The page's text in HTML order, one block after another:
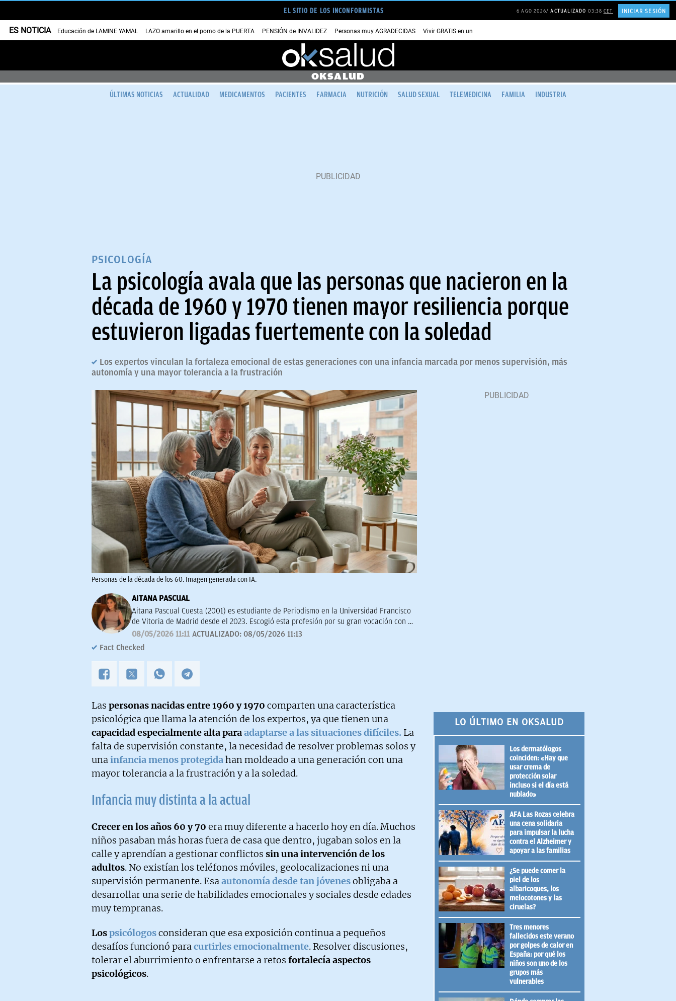
EL SITIO DE LOS INCONFORMISTAS 6 AGO 2026 ACTUALIZADO 03:38CET INICIAR SESIÓN
ES NOTICIA Educación de LAMINE YAMAL LAZO amarillo en el pomo de la PUERTA PENSIÓN de INVALIDEZ Personas muy AGRADECIDAS Vivir GRATIS en una ISLA en GRECIA
OKSALUD
ÚLTIMAS NOTICIAS ACTUALIDAD MEDICAMENTOS PACIENTES FARMACIA NUTRICIÓN SALUD SEXUAL TELEMEDICINA FAMILIA INDUSTRIA
PSICOLOGÍA
La psicología avala que las personas que nacieron en la
década de 1960 y 1970 tienen mayor resiliencia porque
estuvieron ligadas fuertemente con la soledad
Los expertos vinculan la fortaleza emocional de estas generaciones con una infancia marcada por menos supervisión, más
autonomía y una mayor tolerancia a la frustración
Personas de la década de los 60. Imagen generada con IA.
AITANA PASCUAL
Aitana Pascual Cuesta (2001) es estudiante de Periodismo en la Universidad Francisco
de Vitoria de Madrid desde el 2023. Escogió esta profesión por su gran vocación con la
comunicación y la escritura. Hoy en día, tiene mucho interés por la historia, deportes
y actualidad. Su principal objetivo es seguir formándose y aprender a contar los
sucesos de forma clara y rigurosa.
08/05/2026 11:11 ACTUALIZADO: 08/05/2026 11:13
Fact Checked
Las personas nacidas entre 1960 y 1970 comparten una característica
psicológica que llama la atención de los expertos, ya que tienen una
capacidad especialmente alta paraadaptarse a las situaciones difíciles. La
falta de supervisión constante, la necesidad de resolver problemas solos y
unainfancia menos protegidahan moldeado a una generación con una
mayor tolerancia a la frustración y a la soledad.
Infancia muy distinta a la actual
Crecer en los años 60 y 70 era muy diferente a hacerlo hoy en día. Muchos
niños pasaban más horas fuera de casa que dentro, jugaban solos en la
calle y aprendían a gestionar conflictos sin una intervención de los
adultos. No existían los teléfonos móviles, geolocalizaciones ni una
supervisión permanente. Esaautonomía desde tan jóvenesobligaba a
desarrollar una serie de habilidades emocionales y sociales desde edades
muy tempranas.
Lospsicólogosconsideran que esa exposición continua a pequeños
desafíos funcionó paracurtirles emocionalmente. Resolver discusiones,
tolerar el aburrimiento o enfrentarse a retos fortalecía aspectos
psicológicos.
LO ÚLTIMO EN OKSALUD
Los dermatólogos
coinciden: «Hay que
usar crema de
protección solar
incluso si el día está
nublado»
AFA Las Rozas celebra
una cena solidaria
para impulsar la lucha
contra el Alzheimer y
apoyar a las familias
¿Se puede comer la
piel de los
albaricoques, los
melocotones y las
ciruelas?
Tres menores
fallecidos este verano
por golpes de calor en
España: por qué los
niños son uno de los
grupos más
vulnerables